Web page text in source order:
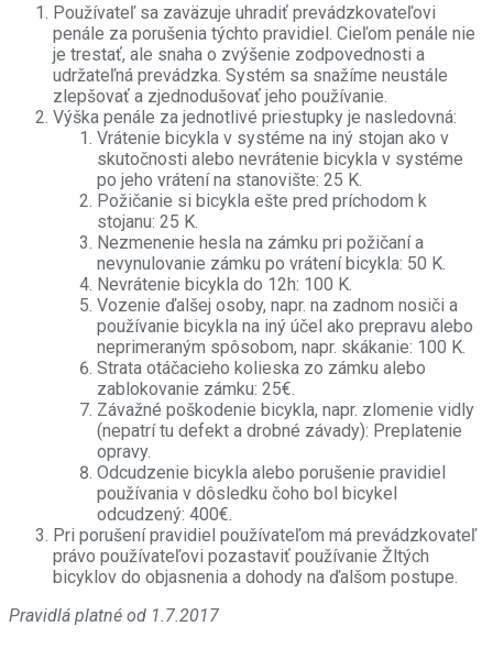
Používateľ sa zaväzuje uhradiť prevádzkovateľovi
penále za porušenia týchto pravidiel. Cieľom penále nie
je trestať, ale snaha o zvýšenie zodpovednosti a
udržateľná prevádzka. Systém sa snažíme neustále
zlepšovať a zjednodušovať jeho používanie.
Výška penále za jednotlivé priestupky je nasledovná:
Vrátenie bicykla v systéme na iný stojan ako v
skutočnosti alebo nevrátenie bicykla v systéme
po jeho vrátení na stanovište: 25 K.
Požičanie si bicykla ešte pred príchodom k
stojanu: 25 K.
Nezmenenie hesla na zámku pri požičaní a
nevynulovanie zámku po vrátení bicykla: 50 K.
Nevrátenie bicykla do 12h: 100 K.
Vozenie ďalšej osoby, napr. na zadnom nosiči a
používanie bicykla na iný účel ako prepravu alebo
neprimeraným spôsobom, napr. skákanie: 100 K.
Strata otáčacieho kolieska zo zámku alebo
zablokovanie zámku: 25€.
Závažné poškodenie bicykla, napr. zlomenie vidly
(nepatrí tu defekt a drobné závady): Preplatenie
opravy.
Odcudzenie bicykla alebo porušenie pravidiel
používania v dôsledku čoho bol bicykel
odcudzený: 400€.
Pri porušení pravidiel používateľom má prevádzkovateľ
právo používateľovi pozastaviť používanie Žltých
bicyklov do objasnenia a dohody na ďalšom postupe.
Pravidlá platné od 1.7.2017